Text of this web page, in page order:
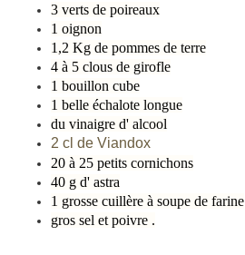
3 verts de poireaux
1 oignon
1,2 Kg de pommes de terre
4 à 5 clous de girofle
1 bouillon cube
1 belle échalote longue
du vinaigre d' alcool
2 cl de Viandox
20 à 25 petits cornichons
40 g d' astra
1 grosse cuillère à soupe de farine
gros sel et poivre .